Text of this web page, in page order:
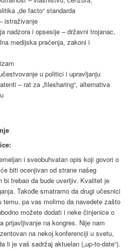
„de facto“ standarda
istraživanje
nadzora i opsesije – državni trojanac,
medijska praćenja, zakoni i
u politici i upravljanju
– rat za „filesharing“, alternativa
i sveobuhvatan opis koji govori o
biti ocenjivan od strane našeg
bi trebao da bude uverljiv. Kvalitet je
Takođe smatramo da drugi učesnici
temu, pa vas molimo da navedete zašto
možete dodati i neke činjenice o
prijavljivanje na kongres. Nije nam
na nekoj konferenciji u svetu,
li je vaš sadržaj aktuelan („up-to-date“).